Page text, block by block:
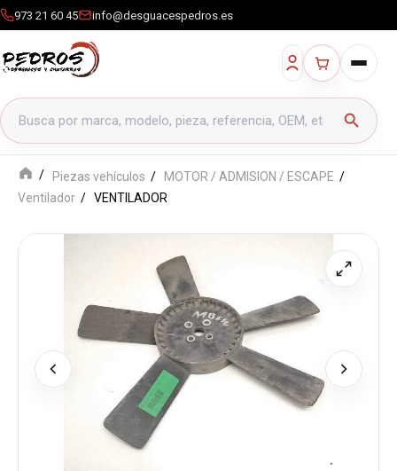
973 21 60 45 info@desguacespedros.es
Buscar productos
search
Piezas vehículos
MOTOR / ADMISION / ESCAPE
Ventilador
VENTILADOR